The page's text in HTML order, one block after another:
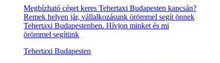
Megbízható céget keres Tehertaxi Budapesten kapcsán?
Remek helyen jár, vállalkozásunk örömmel segít önnek
Tehertaxi Budapestenben. Hívjon minket és mi
örömmel segítünk
Tehertaxi Budapesten